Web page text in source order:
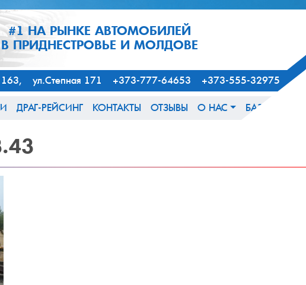
#1 НА РЫНКЕ АВТОМОБИЛЕЙ
В ПРИДНЕСТРОВЬЕ И МОЛДОВЕ
163, ул.Степная 171 +373-777-64653 +373-555-32975
ДРАГ-РЕЙСИНГ КОНТАКТЫ ОТЗЫВЫ О НАС БАЗА ЗНАНИЙ